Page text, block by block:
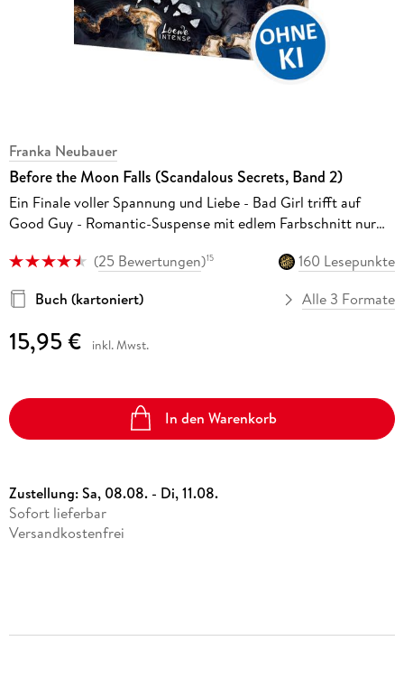
Franka Neubauer
Before the Moon Falls (Scandalous Secrets, Band 2)
Ein Finale voller Spannung und Liebe - Bad Girl trifft auf
Good Guy - Romantic-Suspense mit edlem Farbschnitt nur
(25 Bewertungen)15
160 Lesepunkte
Buch (kartoniert)
Alle 3 Formate
15,95 € inkl. Mwst.
In den Warenkorb
Zustellung:Sa, 08.08. - Di, 11.08.
Sofort lieferbar
Versandkostenfrei